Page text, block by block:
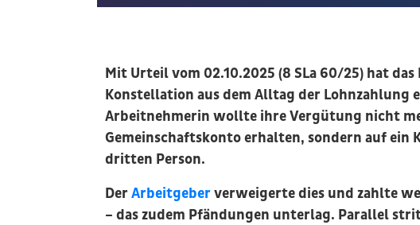
Mit Urteil vom 02.10.2025 (8 SLa 60/25) hat
Konstellation aus dem Alltag der Lohnzahlung
Arbeitnehmerin wollte ihre Vergütung nicht
Gemeinschaftskonto erhalten, sondern auf ein
dritten Person.
DerArbeitgeberverweigerte dies und zahlte
– das zudem Pfändungen unterlag. Parallel